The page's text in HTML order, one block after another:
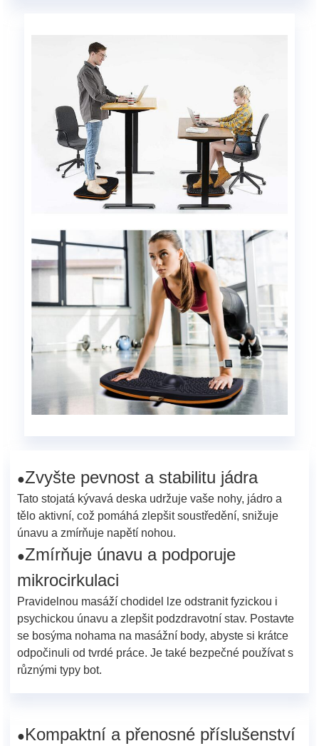
●Zvyšte pevnost a stabilitu jádra
Tato stojatá kývavá deska udržuje vaše nohy, jádro a
tělo aktivní, což pomáhá zlepšit soustředění, snižuje
únavu a zmírňuje napětí nohou.
●Zmírňuje únavu a podporuje
mikrocirkulaci
Pravidelnou masáží chodidel lze odstranit fyzickou i
psychickou únavu a zlepšit podzdravotní stav. Postavte
se bosýma nohama na masážní body, abyste si krátce
odpočinuli od tvrdé práce. Je také bezpečné používat s
různými typy bot.
●Kompaktní a přenosné příslušenství